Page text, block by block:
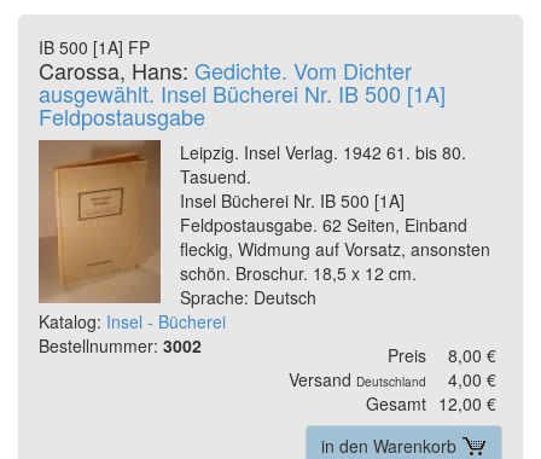
IB 500 [1A] FP
Carossa, Hans: Gedichte. Vom Dichter
ausgewählt. Insel Bücherei Nr. IB 500 [1A]
Feldpostausgabe
Leipzig. Insel Verlag. 1942 61. bis 80.
Tasuend.
Insel Bücherei Nr. IB 500 [1A]
Feldpostausgabe. 62 Seiten, Einband
fleckig, Widmung auf Vorsatz, ansonsten
schön. Broschur. 18,5 x 12 cm.
Sprache: Deutsch
Katalog: Insel - Bücherei
Bestellnummer: 3002 Preis
8,00 €
Versand Deutschland
4,00 €
Gesamt 12,00 €
in den Warenkorb